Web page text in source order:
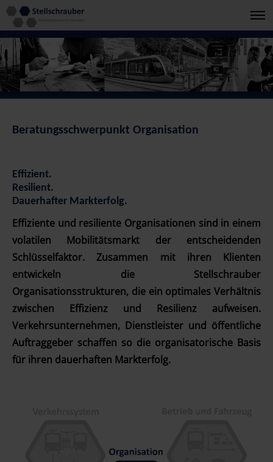
Beratungsschwerpunkt Organisation
Effizient.
Resilient.
Dauerhafter Markterfolg.
Effiziente und resiliente Organisationen sind in einem
volatilen Mobilitätsmarkt der entscheidenden
Schlüsselfaktor. Zusammen mit ihren Klienten
entwickeln die Stellschrauber
Organisationsstrukturen, die ein optimales Verhältnis
zwischen Effizienz und Resilienz aufweisen.
Verkehrsunternehmen, Dienstleister und öffentliche
Auftraggeber schaffen so die organisatorische Basis
für ihren dauerhaften Markterfolg.